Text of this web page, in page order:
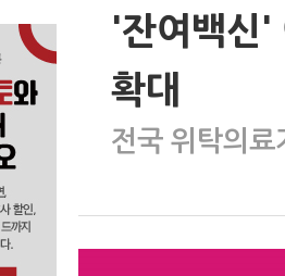
'잔여백신'
확대
전국 위탁의